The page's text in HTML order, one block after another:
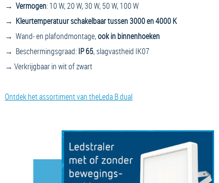
→ Vermogen: 10 W, 20 W, 30 W, 50 W, 100 W
→ Kleurtemperatuur schakelbaar tussen 3000 en 4000 K
→ Wand- en plafondmontage,ook in binnenhoeken
→ Beschermingsgraad:IP 65, slagvastheid IK07
→ Verkrijgbaar in wit of zwart
Ontdek het assortiment van theLeda B dual